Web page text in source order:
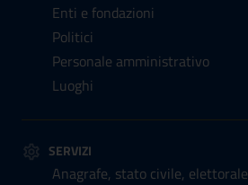
Enti e fondazioni
Politici
Personale amministrativo
Luoghi
SERVIZI
Anagrafe, stato civile, elettorale